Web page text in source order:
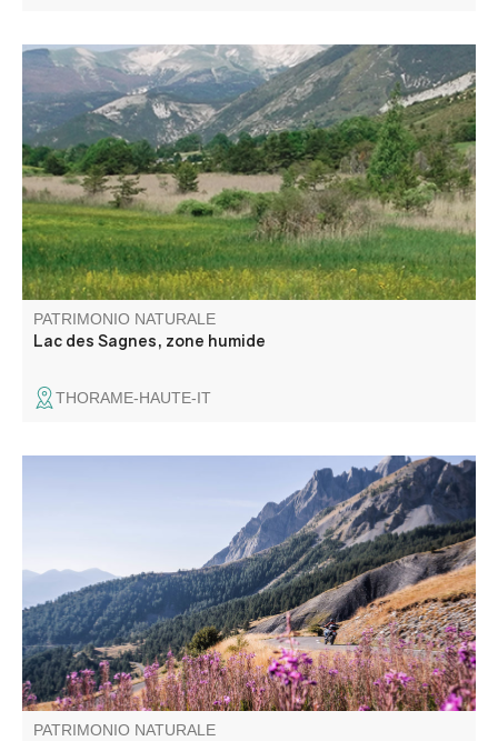
La zone humide du Lac des Sagnes, à cheval sur les
communes de Thorame-Basse et de Thorame-Haute, se
situe en queue d’une retenue artificielle créée dans les
années 1960 pour l’irrigation.
PATRIMONIO NATURALE
Lac des Sagnes, zone humide
THORAME-HAUTE-IT
Col de montagne routier situé à 2 045 m d'altitude, entre
Alpes de Haute Provence et Alpes Maritimes. En bordure
de la zone coeur du Parc national du Mercantour, il offre
une vue panoramique d'exception. C'est aussi le royaume
des marmottes.
PATRIMONIO NATURALE